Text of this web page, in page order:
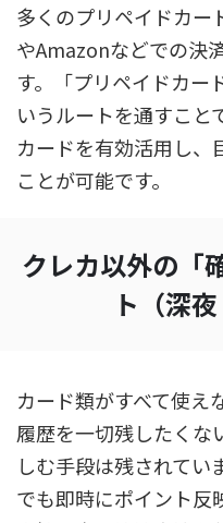
多くのプリペイドカー
やAmazonなどでの決
す。「プリペイドカ
いうルートを通すこと
カードを有効活用し、
ことが可能です。
クレカ以外の「
ト（深
カード類がすべて使え
履歴を一切残したくな
しむ手段は残されてい
でも即時にポイント反